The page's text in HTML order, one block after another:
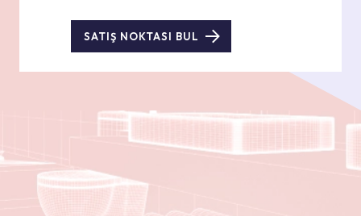
SATIŞ NOKTASI BUL